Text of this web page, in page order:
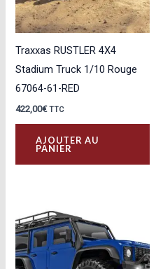
Traxxas RUSTLER 4X4
Stadium Truck 1/10 Rouge
67064-61-RED
422,00€ TTC
AJOUTER AU
PANIER